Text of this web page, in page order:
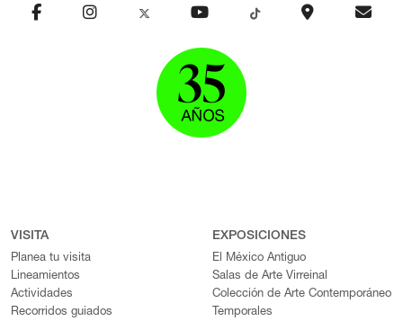
VISITA
Planea tu visita
Lineamientos
Actividades
Recorridos guiados
EXPOSICIONES
El México Antiguo
Salas de Arte Virreinal
Colección de Arte Contemporáneo
Temporales